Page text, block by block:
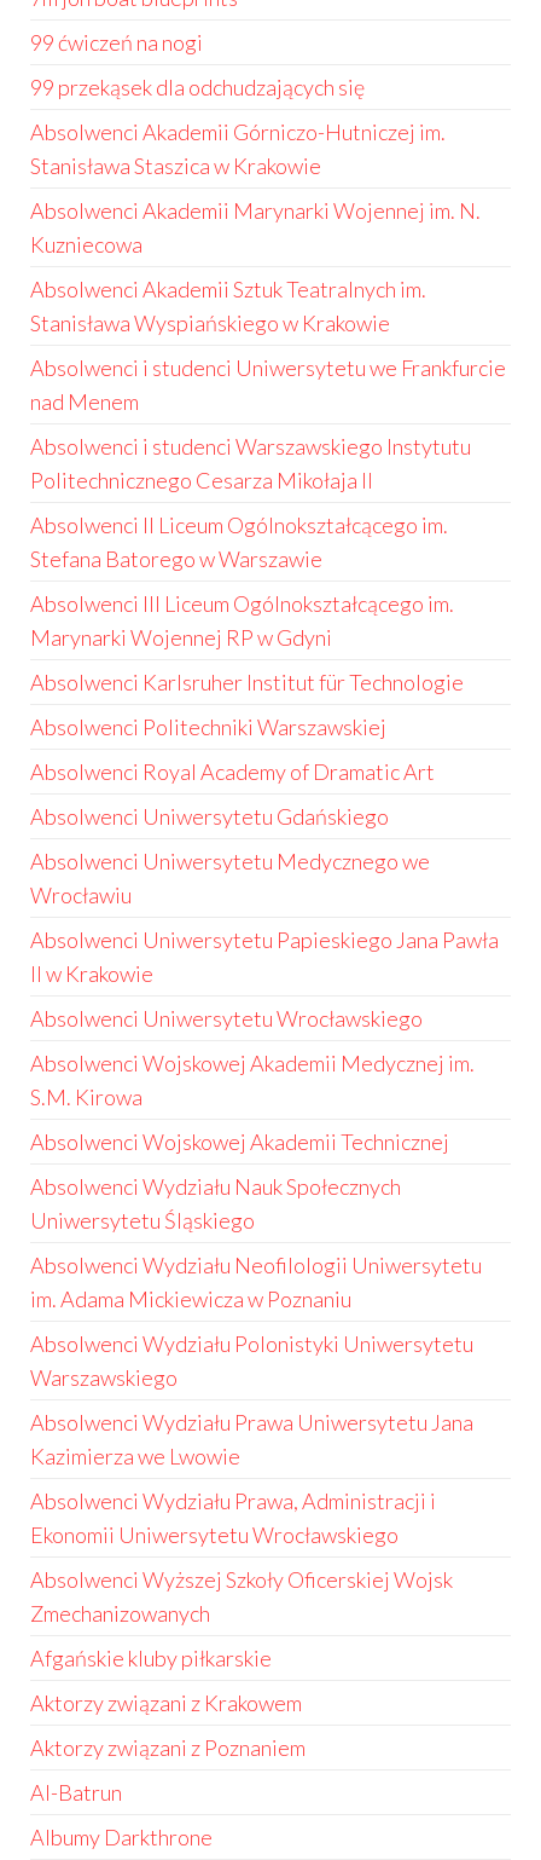
99 ćwiczeń na nogi
99 przekąsek dla odchudzających się
Absolwenci Akademii Górniczo-Hutniczej im.
Stanisława Staszica w Krakowie
Absolwenci Akademii Marynarki Wojennej im. N.
Kuzniecowa
Absolwenci Akademii Sztuk Teatralnych im.
Stanisława Wyspiańskiego w Krakowie
Absolwenci i studenci Uniwersytetu we Frankfurcie
nad Menem
Absolwenci i studenci Warszawskiego Instytutu
Politechnicznego Cesarza Mikołaja II
Absolwenci II Liceum Ogólnokształcącego im.
Stefana Batorego w Warszawie
Absolwenci III Liceum Ogólnokształcącego im.
Marynarki Wojennej RP w Gdyni
Absolwenci Karlsruher Institut für Technologie
Absolwenci Politechniki Warszawskiej
Absolwenci Royal Academy of Dramatic Art
Absolwenci Uniwersytetu Gdańskiego
Absolwenci Uniwersytetu Medycznego we
Wrocławiu
Absolwenci Uniwersytetu Papieskiego Jana Pawła
II w Krakowie
Absolwenci Uniwersytetu Wrocławskiego
Absolwenci Wojskowej Akademii Medycznej im.
S.M. Kirowa
Absolwenci Wojskowej Akademii Technicznej
Absolwenci Wydziału Nauk Społecznych
Uniwersytetu Śląskiego
Absolwenci Wydziału Neofilologii Uniwersytetu
im. Adama Mickiewicza w Poznaniu
Absolwenci Wydziału Polonistyki Uniwersytetu
Warszawskiego
Absolwenci Wydziału Prawa Uniwersytetu Jana
Kazimierza we Lwowie
Absolwenci Wydziału Prawa, Administracji i
Ekonomii Uniwersytetu Wrocławskiego
Absolwenci Wyższej Szkoły Oficerskiej Wojsk
Zmechanizowanych
Afgańskie kluby piłkarskie
Aktorzy związani z Krakowem
Aktorzy związani z Poznaniem
Al-Batrun
Albumy Darkthrone